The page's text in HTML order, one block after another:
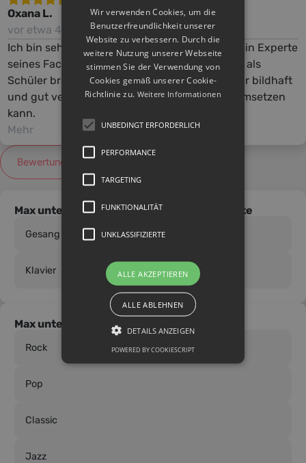
Oxana L.
vor etwa 4 Jahren
Ich bin sehr zufrieden mit Max, da er wirklich ein Experte
seines Faches ist und direkt erkennt, was man als
Schüler braucht. Seine Übungen erklärt er sehr bildhaft
und gut verständlich, sodass man diese gut umsetzen
kann.
Mehr
Bewertung schreiben
Max unterrichtet die folgenden Instrumente
Gesang
Klavier
Max unterrichtet in den folgenden Stilen
Rock
Pop
Classic
Jazz
Wir verwenden Cookies, um die
Benutzerfreundlichkeit unserer
Website zu verbessern. Durch die
weitere Nutzung unserer Webseite
stimmen Sie der Verwendung von
Cookies gemäß unserer Cookie-
Richtlinie zu. Weitere Informationen
UNBEDINGT ERFORDERLICH
PERFORMANCE
TARGETING
FUNKTIONALITÄT
UNKLASSIFIZIERTE
ALLE AKZEPTIEREN
ALLE ABLEHNEN
DETAILS ANZEIGEN
POWERED BY COOKIESCRIPT